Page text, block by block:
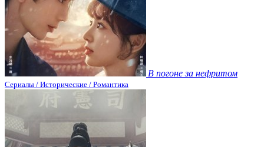
В погоне за нефритом
Сериалы / Исторические / Романтика